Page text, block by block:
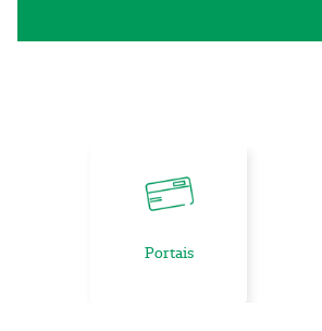
Portais